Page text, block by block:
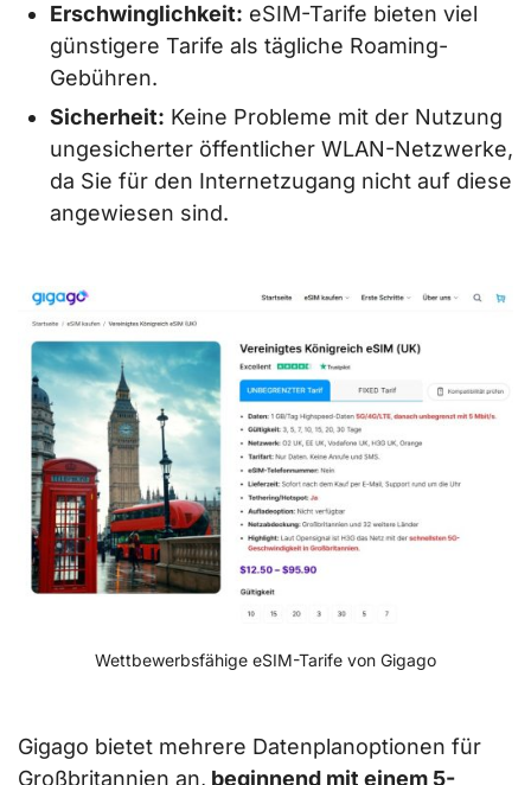
Erschwinglichkeit: eSIM-Tarife bieten viel
günstigere Tarife als tägliche Roaming-
Gebühren.
Sicherheit: Keine Probleme mit der Nutzung
ungesicherter öffentlicher WLAN-Netzwerke,
da Sie für den Internetzugang nicht auf diese
angewiesen sind.
Wettbewerbsfähige eSIM-Tarife von Gigago
Gigago bietet mehrere Datenplanoptionen für
Großbritannien an, beginnend mit einem 5-